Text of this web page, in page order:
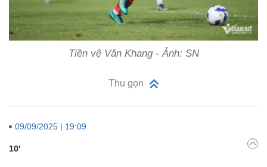
Tiền vệ Văn Khang - Ảnh: SN
Thu gọn
09/09/2025 | 19:09
10'